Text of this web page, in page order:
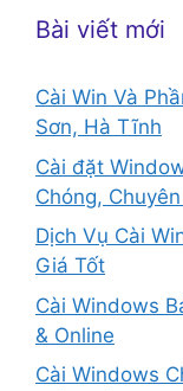
Bài viết mới
Cài Win Và
Sơn, Hà Tĩnh
Cài đặt
Chóng,
Dịch Vụ Cài
Giá Tốt
Cài Windows
& Online
Cài Windows